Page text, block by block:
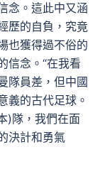
念。這此中又涵
歷的自負，究竟
也獲得過不俗的
信念。“在我看
隊員差，但中國
義的古代足球。
)隊，我們在面
決計和勇氣